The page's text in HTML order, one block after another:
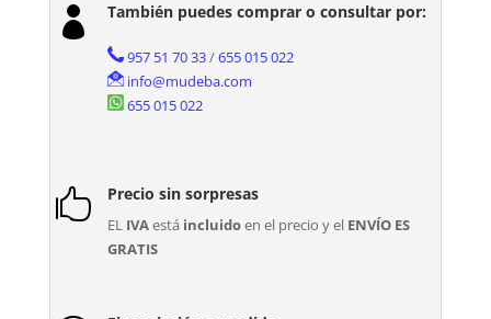
 También puedes comprar o consultar por:
957 51 70 33/655 015 022
info@mudeba.com
655 015 022
 Precio sin sorpresas
EL IVAestá incluidoen el precio y el ENVÍO ES
GRATIS